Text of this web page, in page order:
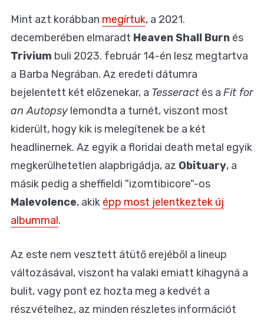
Mint azt korábban megírtuk, a 2021.
decemberében elmaradt Heaven Shall Burn és
Trivium buli 2023. február 14-én lesz megtartva
a Barba Negrában. Az eredeti dátumra
bejelentett két előzenekar, a Tesseract és a Fit for
an Autopsylemondta a turnét, viszont most
kiderült, hogy kik is melegítenek be a két
headlinernek. Az egyik a floridai death metal egyik
megkerülhetetlen alapbrigádja, az Obituary, a
másik pedig a sheffieldi "izomtibicore"-os
Malevolence, akik épp most jelentkeztek új
albummal.
Az este nem vesztett átütő erejéből a lineup
változásával, viszont ha valaki emiatt kihagyná a
bulit, vagy pont ez hozta meg a kedvét a
részvételhez, az minden részletes információt